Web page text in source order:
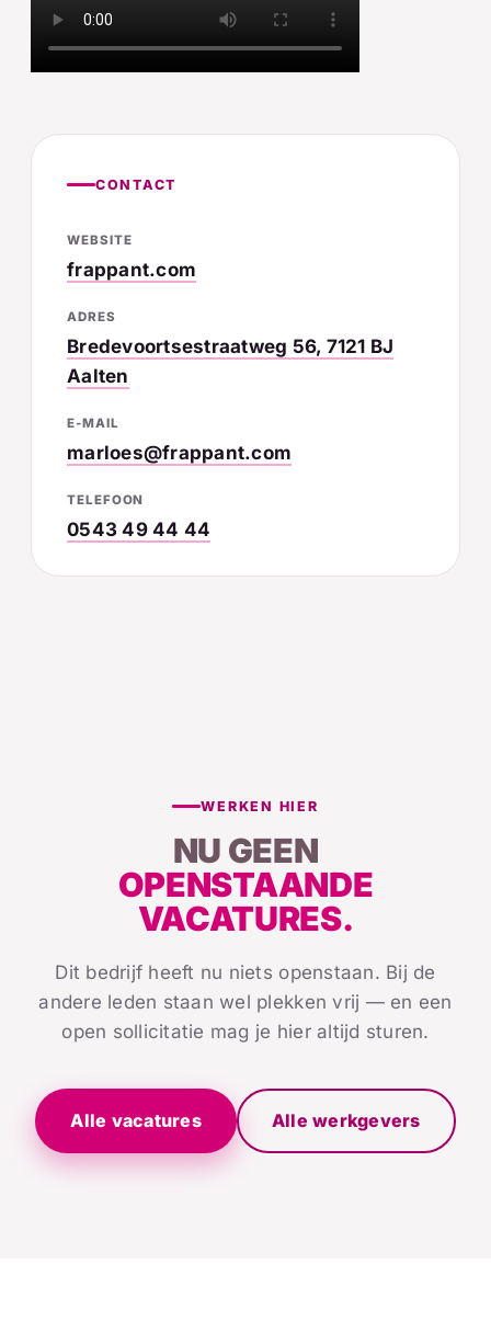
CONTACT
WEBSITE
frappant.com
ADRES
Bredevoortsestraatweg 56, 7121 BJ
Aalten
E-MAIL
marloes@frappant.com
TELEFOON
0543 49 44 44
WERKEN HIER
NU GEEN
OPENSTAANDE
VACATURES.
Dit bedrijf heeft nu niets openstaan. Bij de
andere leden staan wel plekken vrij — en een
open sollicitatie mag je hier altijd sturen.
Alle vacatures Alle werkgevers